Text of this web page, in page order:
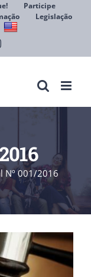
Participe
Legislação
Instagram
Nº 001/2016